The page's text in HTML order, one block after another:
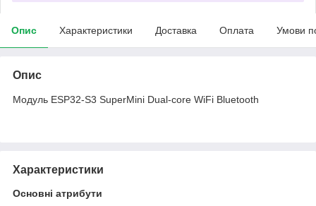
Опис Характеристики Доставка Оплата Умови
Опис
Модуль ESP32-S3 SuperMini Dual-core WiFi Bluetooth
Характеристики
Основні атрибути